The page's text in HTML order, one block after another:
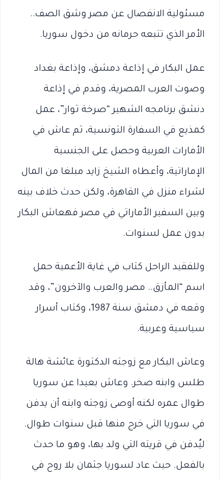
مسئولية الانفصال عن مصر وشق الصف..
الأمر الذي تتبعه حرمانه من دخول سوريا.
عمل البكار في إذاعة دمشق، وإذاعة بغداد
وصوت العرب المصرية، وقدم في إذاعة
دنشق برنامجه الشهير “صرخة ثوار”، عمل
كمذيع في السفارة التونسية، ثم عاش في
الأمارات العربية وحصل على الجنسية
الإماراتية، وأعطاه الشيخ زايد مبلغا من المال
لشراء منزل في القاهرة، ولكن حدث خلاف بينه
وبين السفير الأماراتي في مصر فهعاش البكار
بدون عمل لسنوات.
وللفقيد الراحل كتاب في غاية الأعمية حمل
اسم “المأزق.. مصر والعرب والآخرون”، وقد
وقعه في دمشق سنة 1987، وكتاب أسرار
سياسية وعربية.
وعاش البكار مع زوجته الدكتورة عائشة هالة
طلس وابنه صخر. وعاش بعيدا عن سوريا
طوال عمره لكنه أوصى زوجته وابنه أن يدفن
في سوريا التي خرج منها قبل سنوات طوال.
ليُدفن في قريته التي ولد بها، وهو ما حدث
بالفعل. حيث عاد لسوريا جثمان بلا روح في